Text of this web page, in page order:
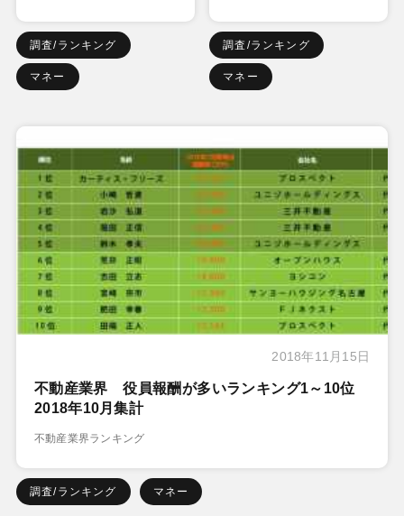
調査/ランキング
マネー
調査/ランキング
マネー
2018年11月15日
不動産業界 役員報酬が多いランキング1～10位
2018年10月集計
不動産業界ランキング
調査/ランキング マネー